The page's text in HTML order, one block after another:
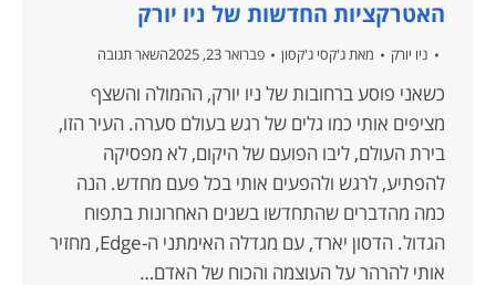
האטרקציות החדשות של ניו יורק
ניו יורק מאתג'קסי ג'קסון פברואר 23, 2025 השאר תגובה
כשאני פוסע ברחובות של ניו יורק, ההמולה והשצף
מציפים אותי כמו גלים של רגש בעולם סערה. העיר הזו,
בירת העולם, ליבו הפועם של היקום, לא מפסיקה
להפתיע, לרגש ולהפעים אותי בכל פעם מחדש. הנה
כמה מהדברים שהתחדשו בשנים האחרונות בתפוח
הגדול. הדסון יארד, עם מגדלה האימתני ה-Edge, מחזיר
אותי להרהר על העוצמה והכוח של האדם…